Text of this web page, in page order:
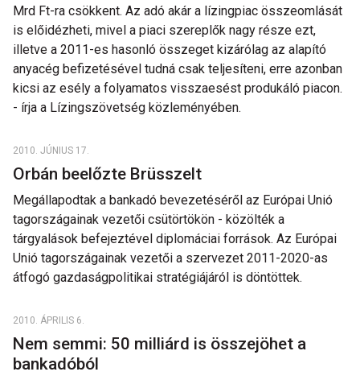
Mrd Ft-ra csökkent. Az adó akár a lízingpiac összeomlását
is előidézheti, mivel a piaci szereplők nagy része ezt,
illetve a 2011-es hasonló összeget kizárólag az alapító
anyacég befizetésével tudná csak teljesíteni, erre azonban
kicsi az esély a folyamatos visszaesést produkáló piacon.
- írja a Lízingszövetség közleményében.
2010. JÚNIUS 17.
Orbán beelőzte Brüsszelt
Megállapodtak a bankadó bevezetéséről az Európai Unió
tagországainak vezetői csütörtökön - közölték a
tárgyalások befejeztével diplomáciai források. Az Európai
Unió tagországainak vezetői a szervezet 2011-2020-as
átfogó gazdaságpolitikai stratégiájáról is döntöttek.
2010. ÁPRILIS 6.
Nem semmi: 50 milliárd is összejöhet a
bankadóból